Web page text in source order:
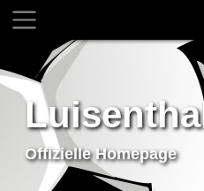
Offizielle Homepage